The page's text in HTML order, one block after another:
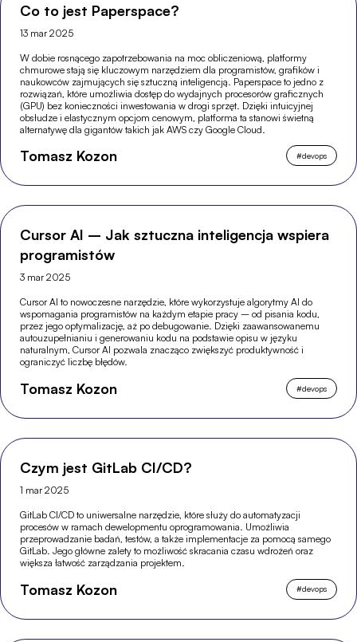
Co to jest Paperspace?
13 mar 2025
W dobie rosnącego zapotrzebowania na moc obliczeniową, platformy
chmurowe stają się kluczowym narzędziem dla programistów, grafików i
naukowców zajmujących się sztuczną inteligencją. Paperspace to jedno z
rozwiązań, które umożliwia dostęp do wydajnych procesorów graficznych
(GPU) bez konieczności inwestowania w drogi sprzęt. Dzięki intuicyjnej
obsłudze i elastycznym opcjom cenowym, platforma ta stanowi świetną
alternatywę dla gigantów takich jak AWS czy Google Cloud.
Tomasz Kozon #devops
Cursor AI – Jak sztuczna inteligencja wspiera
programistów
3 mar 2025
Cursor AI to nowoczesne narzędzie, które wykorzystuje algorytmy AI do
wspomagania programistów na każdym etapie pracy – od pisania kodu,
przez jego optymalizację, aż po debugowanie. Dzięki zaawansowanemu
autouzupełnianiu i generowaniu kodu na podstawie opisu w języku
naturalnym, Cursor AI pozwala znacząco zwiększyć produktywność i
ograniczyć liczbę błędów.
Tomasz Kozon #devops
Czym jest GitLab CI/CD?
1 mar 2025
GitLab CI/CD to uniwersalne narzędzie, które służy do automatyzacji
procesów w ramach dewelopmentu oprogramowania. Umożliwia
przeprowadzanie badań, testów, a także implementacje za pomocą samego
GitLab. Jego główne zalety to możliwość skracania czasu wdrożeń oraz
większa łatwość zarządzania projektem.
Tomasz Kozon #devops